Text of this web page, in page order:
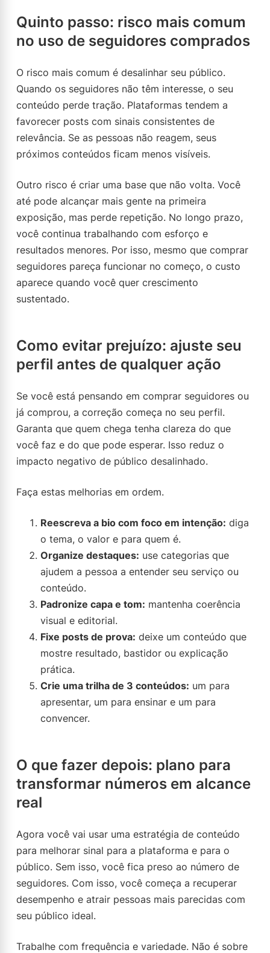
Quinto passo: risco mais comum
no uso de seguidores comprados
O risco mais comum é desalinhar seu público.
Quando os seguidores não têm interesse, o seu
conteúdo perde tração. Plataformas tendem a
favorecer posts com sinais consistentes de
relevância. Se as pessoas não reagem, seus
próximos conteúdos ficam menos visíveis.
Outro risco é criar uma base que não volta. Você
até pode alcançar mais gente na primeira
exposição, mas perde repetição. No longo prazo,
você continua trabalhando com esforço e
resultados menores. Por isso, mesmo que comprar
seguidores pareça funcionar no começo, o custo
aparece quando você quer crescimento
sustentado.
Como evitar prejuízo: ajuste seu
perfil antes de qualquer ação
Se você está pensando em comprar seguidores ou
já comprou, a correção começa no seu perfil.
Garanta que quem chega tenha clareza do que
você faz e do que pode esperar. Isso reduz o
impacto negativo de público desalinhado.
Faça estas melhorias em ordem.
Reescreva a bio com foco em intenção: diga
o tema, o valor e para quem é.
Organize destaques: use categorias que
ajudem a pessoa a entender seu serviço ou
conteúdo.
Padronize capa e tom: mantenha coerência
visual e editorial.
Fixe posts de prova: deixe um conteúdo que
mostre resultado, bastidor ou explicação
prática.
Crie uma trilha de 3 conteúdos: um para
apresentar, um para ensinar e um para
convencer.
O que fazer depois: plano para
transformar números em alcance
real
Agora você vai usar uma estratégia de conteúdo
para melhorar sinal para a plataforma e para o
público. Sem isso, você fica preso ao número de
seguidores. Com isso, você começa a recuperar
desempenho e atrair pessoas mais parecidas com
seu público ideal.
Trabalhe com frequência e variedade. Não é sobre